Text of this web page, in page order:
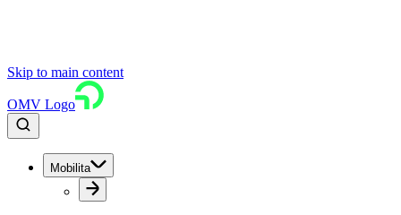
Skip to main content
OMV Logo
Mobilita